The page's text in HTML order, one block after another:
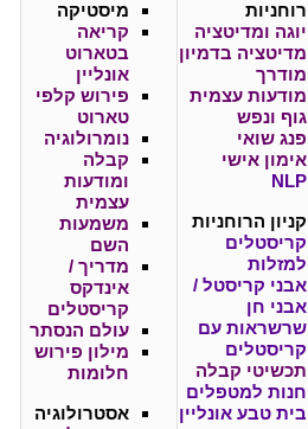
רוחניות
יוגה ומדיטציה
מדיטציה בדמיון
מודרך
מודעות עצמית
גוף ונפש
פנג שואי
אימון אישי
NLP
קניון הרוחניות
קריסטלים
למזלות
אבני קריסטל /
אבני חן
שרשראות עם
קריסטלים
תכשיטי קבלה
חנות למטפלים
בית טבע אונליין
מיסטיקה
קריאה
בטארוט
אונליין
פירוש קלפי
טארוט
נומרולוגיה
קבלה
ומודעות
עצמית
משמעות
השם
מדריך /
אינדקס
קריסטלים
עולם הנסתר
מילון פירוש
חלומות
אסטרולוגיה